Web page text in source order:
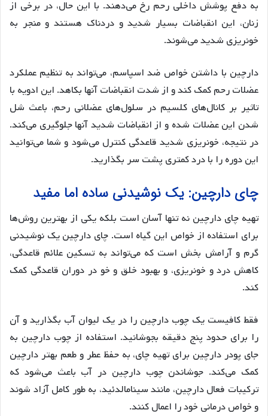
به دفع پوشش داخلی رحم رخ می‌دهند. با این حال، در برخی از
زنان، این انقباضات بسیار شدید و دردناک هستند و منجر به
خونریزی شدید می‌شوند.
دارچین با داشتن خواص ضد اسپاسم، می‌تواند به تنظیم عملکرد
عضلات رحم کمک کند و از شدت انقباضات آنها بکاهد. این ادویه با
تاثیر بر کانال‌های کلسیم در سلول‌های عضلانی رحم، باعث شل
شدن این عضلات شده و از انقباضات شدید آنها جلوگیری می‌کند.
در نتیجه، خونریزی شدید قاعدگی کنترل می‌شود و شما می‌توانید
این دوره را با درد کمتری پشت سر بگذارید.
چای دارچین: یک نوشیدنی ساده اما مفید
تهیه چای دارچین نه تنها آسان است بلکه یکی از بهترین روش‌ها
برای استفاده از خواص این گیاه است. چای دارچین یک نوشیدنی
گرم و آرامش بخش است که می‌تواند به تسکین علائم قاعدگی،
کاهش درد و خونریزی، و بهبود خلق و خو در دوران قاعدگی کمک
کند.
فقط کافیست یک چوب دارچین را در یک لیوان آب بگذارید و آن
را برای حدود پنج دقیقه بجوشانید. استفاده از چوب دارچین به
جای پودر دارچین برای تهیه چای، به حفظ عطر و طعم بهتر دارچین
کمک می‌کند. جوشاندن چوب دارچین در آب باعث می‌شود که
ترکیبات فعال دارچین، مانند سینامالدئید، به طور کامل آزاد شوند
و خواص درمانی خود را اعمال کنند.